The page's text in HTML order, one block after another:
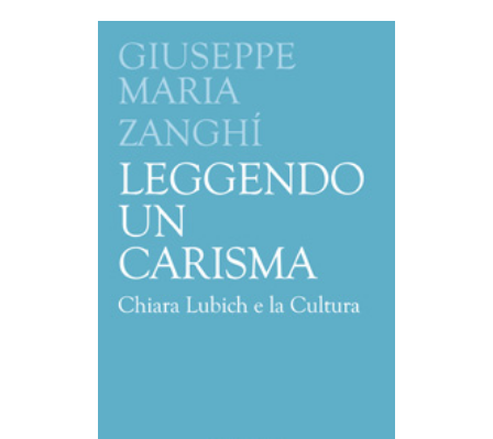
AGGIUNGI AL CARRELLO